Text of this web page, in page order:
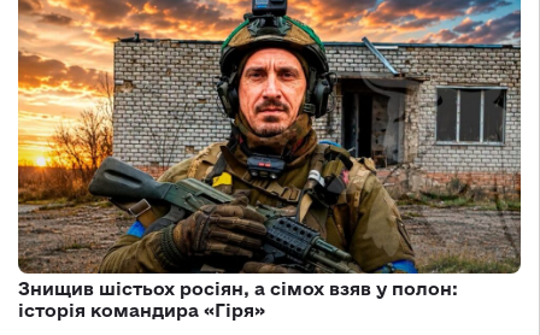
Знищив шістьох росіян, а сімох взяв у полон:
історія командира «Гіря»